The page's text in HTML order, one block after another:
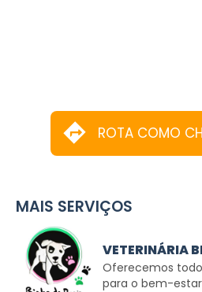
ROTA COMO
MAIS SERVIÇOS
VETERINÁRIA
Oferecemos
para o bem-estar